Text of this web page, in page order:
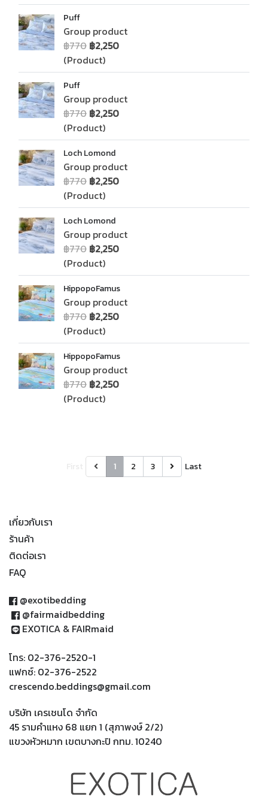
Puff
Group product
฿770 ฿2,250
(Product)
Puff
Group product
฿770 ฿2,250
(Product)
Loch Lomond
Group product
฿770 ฿2,250
(Product)
Loch Lomond
Group product
฿770 ฿2,250
(Product)
HippopoFamus
Group product
฿770 ฿2,250
(Product)
HippopoFamus
Group product
฿770 ฿2,250
(Product)
1 2 3 Last
เกี่ยวกับเรา
ร้านค้า
ติดต่อเรา
FAQ
@exotibedding
@fairmaidbedding
EXOTICA & FAIRmaid
โทร: 02-376-2520-1
แฟกซ์: 02-376-2522
crescendo.beddings@gmail.com
บริษัท เครเชนโด จำกัด
45 รามคำแหง 68 แยก 1 (สุภาพงษ์ 2/2)
แขวงหัวหมาก เขตบางกะปิ กทม. 10240